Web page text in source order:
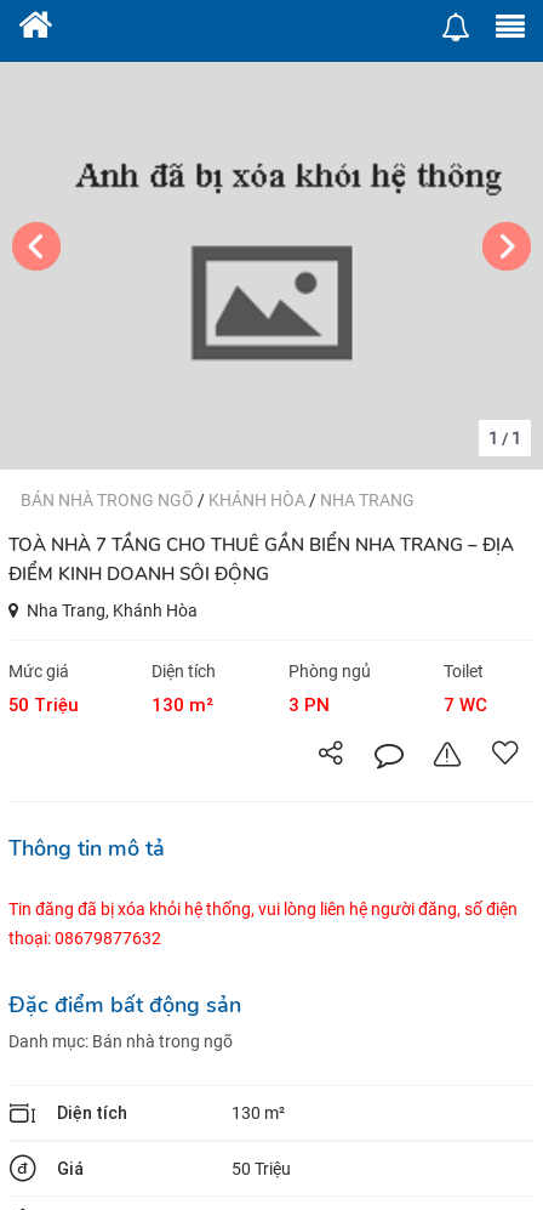
1 / 1
BÁN NHÀ TRONG NGÕ / KHÁNH HÒA / NHA TRANG
TOÀ NHÀ 7 TẦNG CHO THUÊ GẦN BIỂN NHA TRANG – ĐỊA
ĐIỂM KINH DOANH SÔI ĐỘNG
Nha Trang, Khánh Hòa
Mức giá
50 Triệu
Diện tích
130 m²
Phòng ngủ
3 PN
Toilet
7 WC
Thông tin mô tả
Tin đăng đã bị xóa khỏi hệ thống, vui lòng liên hệ người đăng, số điện
thoại: 08679877632
Đặc điểm bất động sản
Danh mục: Bán nhà trong ngõ
Diện tích 130 m²
Giá 50 Triệu